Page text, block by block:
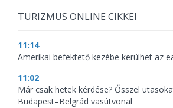
TURIZMUS ONLINE CIKKEI
11:14
Amerikai befektető kezébe kerülhet az
11:02
Már csak hetek kérdése? Ősszel
Budapest–Belgrád vasútvonal